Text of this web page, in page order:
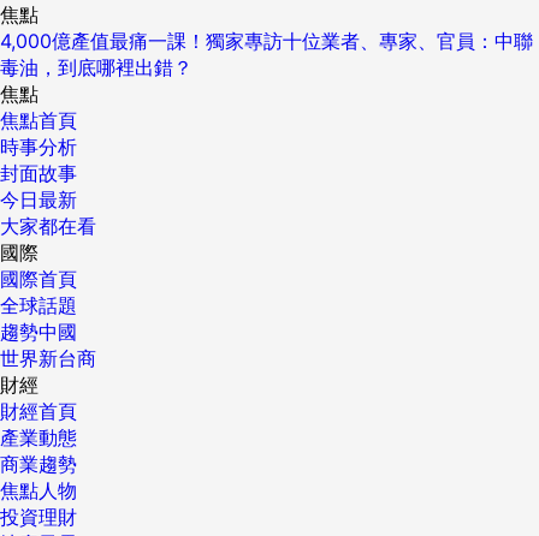
焦點
4,000億產值最痛一課！獨家專訪十位業者、專家、官員：中聯
毒油，到底哪裡出錯？
焦點
焦點首頁
時事分析
封面故事
今日最新
大家都在看
國際
國際首頁
全球話題
趨勢中國
世界新台商
財經
財經首頁
產業動態
商業趨勢
焦點人物
投資理財